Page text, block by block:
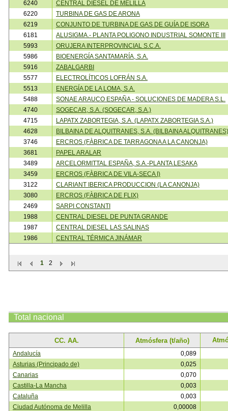
1 2
6240
CENTRAL DIESEL DE MELILLA
6220
TURBINA DE GAS DE ARONA
6219
CONJUNTO DE TURBINA DE GAS DE GUÍA DE ISORA
6181
ALUSIGMA.- PLANTA POLIGONO INDUSTRIAL SOMONTE III
5993
ORUJERA INTERPROVINCIAL S.C.A.
5986
BIOENERGÍA SANTAMARÍA, S.A.
5916
ZABALGARBI
5577
ELECTROLÍTICOS LOFRÁN S.A.
5513
ENERGÍA DE LA LOMA, S.A.
5488
SONAE ARAUCO ESPAÑA - SOLUCIONES DE MADERA S.L.
4740
SOGECAR, S.A. (SOGECAR, S.A.)
4715
LAPATX ZABORTEGIA, S.A. (LAPATX ZABORTEGIA S.A.)
4628
BILBAINA DE ALQUITRANES, S.A. (BILBAINA ALQUITRANES)
3746
ERCROS (FÀBRICA DE TARRAGONA A LA CANONJA)
3681
PAPEL ARALAR
3489
ARCELORMITTAL ESPAÑA, S.A.-PLANTA LESAKA
3459
ERCROS (FÀBRICA DE VILA-SECA I)
3122
CLARIANT IBERICA PRODUCCION (LA CANONJA)
3080
ERCROS (FÀBRICA DE FLIX)
2469
SARPI CONSTANTI
1988
CENTRAL DIESEL DE PUNTA GRANDE
1987
CENTRAL DIESEL LAS SALINAS
1986
CENTRAL TÉRMICA JINÁMAR
Total nacional
CC. AA. Atmósfera (t/año)
Andalucía
0,089
Asturias (Principado de)
0,025
Canarias
0,070
Castilla-La Mancha
0,003
Cataluña
0,003
Ciudad Autónoma de Melilla
0,00008